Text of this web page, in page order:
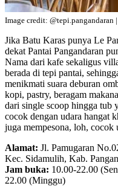
Image credit: @tepi.pangandaran
Jika Batu Karas punya Le
dekat Pantai Pangandaran
Nama dari kafe sekaligus
berada di tepi pantai,
menikmati suara deburan
kopi, pastry, beragam
dari single scoop hingga tub
cocok dengan udara hangat
juga mempesona, loh, cocok
Alamat: Jl. Pamugaran
Kec. Sidamulih, Kab.
Jam buka: 10.00-22.00
22.00 (Minggu)